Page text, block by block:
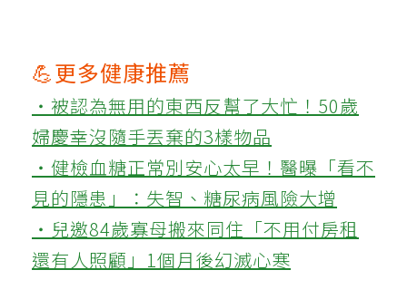
💪更多健康推薦
‧被認為無用的東西反幫了大忙！50歲
婦慶幸沒隨手丟棄的3樣物品
‧健檢血糖正常別安心太早！醫曝「看不
見的隱患」：失智、糖尿病風險大增
‧兒邀84歲寡母搬來同住「不用付房租
還有人照顧」1個月後幻滅心寒